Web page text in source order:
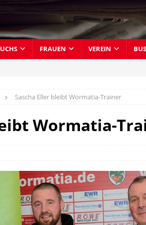
FRAUEN VEREIN
Sascha Eller bleibt Wormatia-Trainer
Wormatia-